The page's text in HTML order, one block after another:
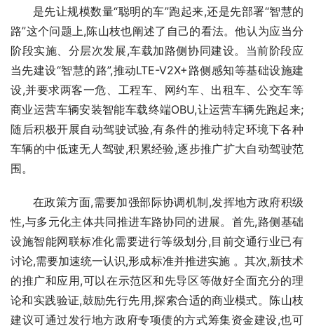
是先让规模数量“聪明的车”跑起来,还是先部署“智慧的
路”这个问题上,陈山枝也阐述了自己的看法。他认为应当分
阶段实施、分层次发展,车载加路侧协同建设。当前阶段应
当先建设“智慧的路”,推动LTE-V2X+路侧感知等基础设施建
设,并要求两客一危、工程车、网约车、出租车、公交车等
商业运营车辆安装智能车载终端OBU,让运营车辆先跑起来;
随后积极开展自动驾驶试验,有条件的推动特定环境下各种
车辆的中低速无人驾驶,积累经验,逐步推广扩大自动驾驶范
围。
在政策方面,需要加强部际协调机制,发挥地方政府积级
性,与多元化主体共同推进车路协同的进展。首先,路侧基础
设施智能网联标准化需要进行等级划分,目前交通行业已有
讨论,需要加速统一认识,形成标准并推进实施 。其次,新技术
的推广和应用,可以在示范区和先导区等做好全面充分的理
论和实践验证,鼓励先行先用,探索合适的商业模式。陈山枝
建议可通过发行地方政府专项债的方式筹集资金建设,也可